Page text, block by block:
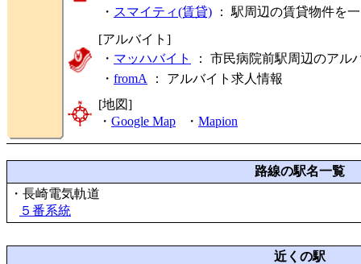
・ スマイティ(賃貸) ： 駅周辺の賃貸物件を
[アルバイト]
・ マッハバイト
： 市民病院前駅周辺のアル
・ fromA ： アルバイト求人情報
[地図]
・ Google Map ・ Mapion
路線の駅名一覧
・長崎電気軌道
５番系統
近くの駅